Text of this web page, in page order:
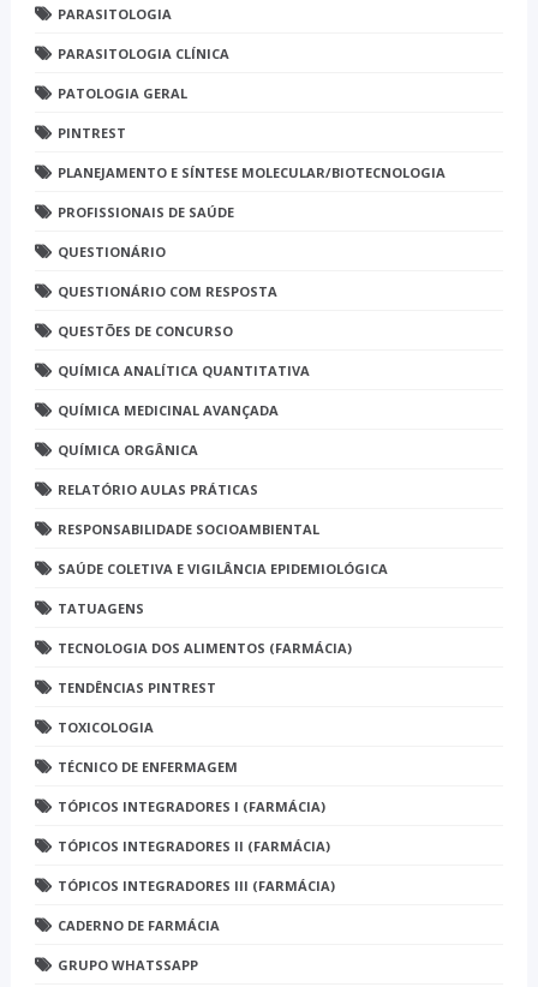
PARASITOLOGIA
PARASITOLOGIA CLÍNICA
PATOLOGIA GERAL
PINTREST
PLANEJAMENTO E SÍNTESE MOLECULAR/BIOTECNOLOGIA
PROFISSIONAIS DE SAÚDE
QUESTIONÁRIO
QUESTIONÁRIO COM RESPOSTA
QUESTÕES DE CONCURSO
QUÍMICA ANALÍTICA QUANTITATIVA
QUÍMICA MEDICINAL AVANÇADA
QUÍMICA ORGÂNICA
RELATÓRIO AULAS PRÁTICAS
RESPONSABILIDADE SOCIOAMBIENTAL
SAÚDE COLETIVA E VIGILÂNCIA EPIDEMIOLÓGICA
TATUAGENS
TECNOLOGIA DOS ALIMENTOS (FARMÁCIA)
TENDÊNCIAS PINTREST
TOXICOLOGIA
TÉCNICO DE ENFERMAGEM
TÓPICOS INTEGRADORES I (FARMÁCIA)
TÓPICOS INTEGRADORES II (FARMÁCIA)
TÓPICOS INTEGRADORES III (FARMÁCIA)
CADERNO DE FARMÁCIA
GRUPO WHATSSAPP